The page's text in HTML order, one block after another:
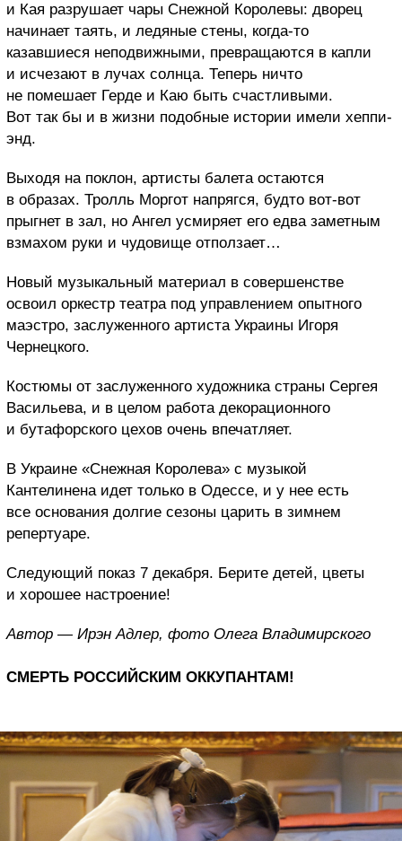
и Кая разрушает чары Снежной Королевы: дворец
начинает таять, и ледяные стены, когда-то
казавшиеся неподвижными, превращаются в капли
и исчезают в лучах солнца. Теперь ничто
не помешает Герде и Каю быть счастливыми.
Вот так бы и в жизни подобные истории имели хеппи-
энд.
Выходя на поклон, артисты балета остаются
в образах. Тролль Моргот напрягся, будто вот-вот
прыгнет в зал, но Ангел усмиряет его едва заметным
взмахом руки и чудовище отползает…
Новый музыкальный материал в совершенстве
освоил оркестр театра под управлением опытного
маэстро, заслуженного артистаУкраины Игоря
Чернецкого.
Костюмы от заслуженного художника страны Сергея
Васильева, и в целом работа декорационного
и бутафорского цехов очень впечатляет.
В Украине «Снежная Королева» с музыкой
Кантелинена идет только в Одессе, и у нее есть
все основания долгие сезоны царить в зимнем
репертуаре.
Следующий показ 7 декабря. Берите детей, цветы
и хорошее настроение!
Автор — Ирэн Адлер, фото Олега Владимирского
СМЕРТЬ РОССИЙСКИМ ОККУПАНТАМ!